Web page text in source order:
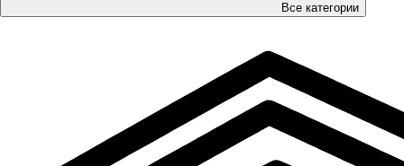
Все категории